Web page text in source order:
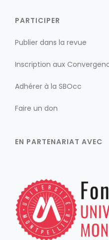
PARTICIPER
Publier dans la revue
Inscription aux
Adhérer à la SBOcc
Faire un don
EN PARTENARIAT AVEC